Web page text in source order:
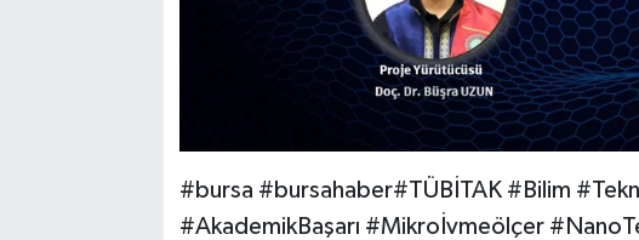
#bursa #bursahaber#TÜBİTAK #Bilim
#AkademikBaşarı #Mikroİvmeölçer